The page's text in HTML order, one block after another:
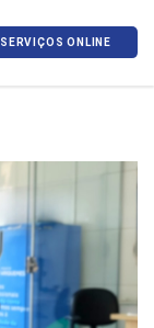
SERVIÇOS ONLINE